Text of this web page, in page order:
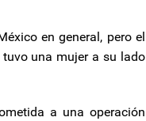
en general, pero el
una mujer a su lado
a una operación